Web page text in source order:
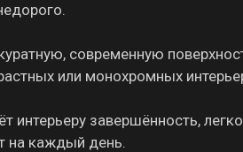
современную
или монохромных
интерьеру завершённость,
на каждый день.